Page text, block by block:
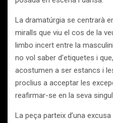
La dramatúrgia se centrarà
miralls que viu el cos de la
limbo incert entre la
no vol saber d’etiquetes i
acostumen a ser estancs i
proclius a acceptar les
reafirmar-se en la seva
La peça parteix d’una